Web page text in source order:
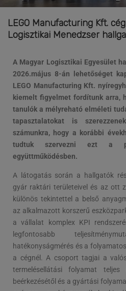
LEGO Manufacturing Kft.
Logisztikai Menedzser
A Magyar Logisztikai Egyesület
2026.május 8-án lehetőséget
LEGO Manufacturing Kft.
kiemelt figyelmet fordítunk arra,
tanulók a mélyreható elméleti
tapasztalatokat is
számunkra, hogy a korábbi
tudtuk szervezni ezt a
együttműködésben.
A látogatás során a hallgatók
gyár raktári területeivel és az ott
különös tekintettel a belső
az alkalmazott korszerű
a vállalat komplex KPI
legfontosabb
hatékonyságmérés és a
a cégnél. A csoport tagjai a
termelésellátási folyamat
beérkezésétől és a gyártási